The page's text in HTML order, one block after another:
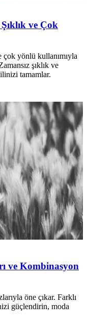
ve Çok
çok yönlü kullanımıyla
şıklık ve
tamamlar.
ve Kombinasyon
öne çıkar. Farklı
güçlendirin, moda